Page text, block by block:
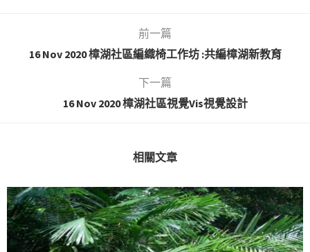
前一篇
16 Nov 2020 樟湖社區編織椅工作坊 :共編樟湖新教育
下一篇
16 Nov 2020 樟湖社區視覺Vis視覺設計
相關文章